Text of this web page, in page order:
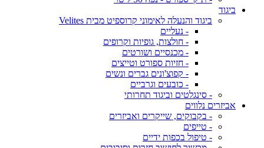
ביגוד
ביגוד והנעלה לאימוני קרוספיט מבית Velites
- נעליים
- חולצות, גופיות וקרופים
- מכנסיים ושורטים
- חזיות ספורט וטייצים
- קפוצ'ונים גברים ונשים
- כובעים וגרביים
- סינגלטים וביגוד תחרותי
אביזרים נלווים
- בקבוקים, שייקרים ואביזרים
- טייפים
- טיפול בכפות ידיים